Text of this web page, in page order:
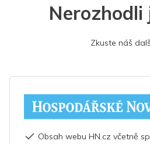
Nerozhodli
Zkuste náš
Obsah webu HN.cz včetně